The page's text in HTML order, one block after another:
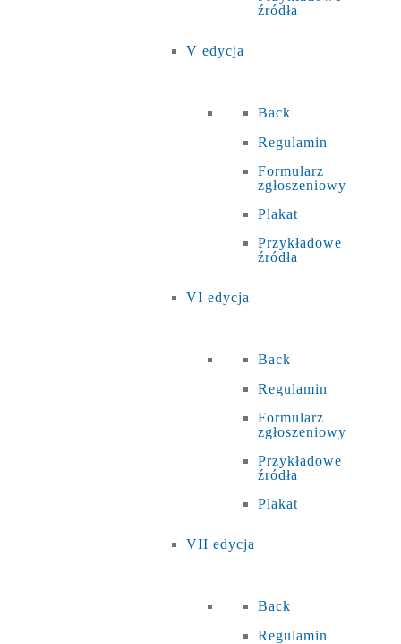
źródła
V edycja
Back
Regulamin
Formularz
zgłoszeniowy
Plakat
Przykładowe
źródła
VI edycja
Back
Regulamin
Formularz
zgłoszeniowy
Przykładowe
źródła
Plakat
VII edycja
Back
Regulamin